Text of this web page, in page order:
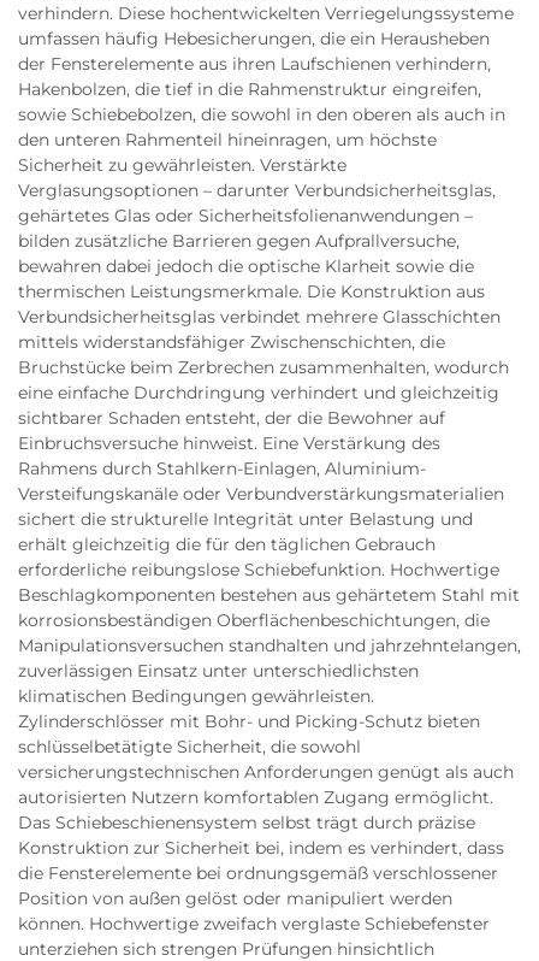
verhindern. Diese hochentwickelten Verriegelungssysteme
umfassen häufig Hebesicherungen, die ein Herausheben
der Fensterelemente aus ihren Laufschienen verhindern,
Hakenbolzen, die tief in die Rahmenstruktur eingreifen,
sowie Schiebebolzen, die sowohl in den oberen als auch in
den unteren Rahmenteil hineinragen, um höchste
Sicherheit zu gewährleisten. Verstärkte
Verglasungsoptionen – darunter Verbundsicherheitsglas,
gehärtetes Glas oder Sicherheitsfolienanwendungen –
bilden zusätzliche Barrieren gegen Aufprallversuche,
bewahren dabei jedoch die optische Klarheit sowie die
thermischen Leistungsmerkmale. Die Konstruktion aus
Verbundsicherheitsglas verbindet mehrere Glasschichten
mittels widerstandsfähiger Zwischenschichten, die
Bruchstücke beim Zerbrechen zusammenhalten, wodurch
eine einfache Durchdringung verhindert und gleichzeitig
sichtbarer Schaden entsteht, der die Bewohner auf
Einbruchsversuche hinweist. Eine Verstärkung des
Rahmens durch Stahlkern-Einlagen, Aluminium-
Versteifungskanäle oder Verbundverstärkungsmaterialien
sichert die strukturelle Integrität unter Belastung und
erhält gleichzeitig die für den täglichen Gebrauch
erforderliche reibungslose Schiebefunktion. Hochwertige
Beschlagkomponenten bestehen aus gehärtetem Stahl mit
korrosionsbeständigen Oberflächenbeschichtungen, die
Manipulationsversuchen standhalten und jahrzehntelangen,
zuverlässigen Einsatz unter unterschiedlichsten
klimatischen Bedingungen gewährleisten.
Zylinderschlösser mit Bohr- und Picking-Schutz bieten
schlüsselbetätigte Sicherheit, die sowohl
versicherungstechnischen Anforderungen genügt als auch
autorisierten Nutzern komfortablen Zugang ermöglicht.
Das Schiebeschienensystem selbst trägt durch präzise
Konstruktion zur Sicherheit bei, indem es verhindert, dass
die Fensterelemente bei ordnungsgemäß verschlossener
Position von außen gelöst oder manipuliert werden
können. Hochwertige zweifach verglaste Schiebefenster
unterziehen sich strengen Prüfungen hinsichtlich